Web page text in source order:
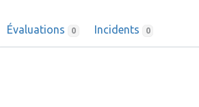
Évaluations 0 Incidents 0